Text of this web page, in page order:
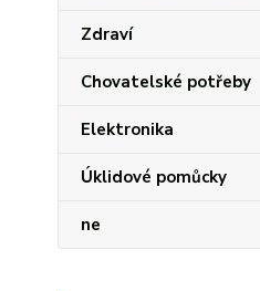
Zdraví
Chovatelské potřeby
Elektronika
Úklidové pomůcky
ne